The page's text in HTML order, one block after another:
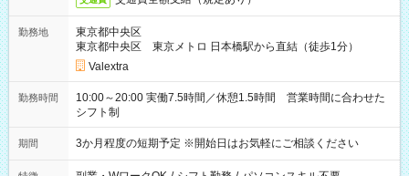
勤務地
東京都中央区
東京都中央区 東京メトロ 日本橋駅から直結（徒歩1分）
Valextra
勤務時間
10:00～20:00 実働7.5時間／休憩1.5時間 営業時間に合わせた
シフト制
期間 3か月程度の短期予定 ※開始日はお気軽にご相談ください